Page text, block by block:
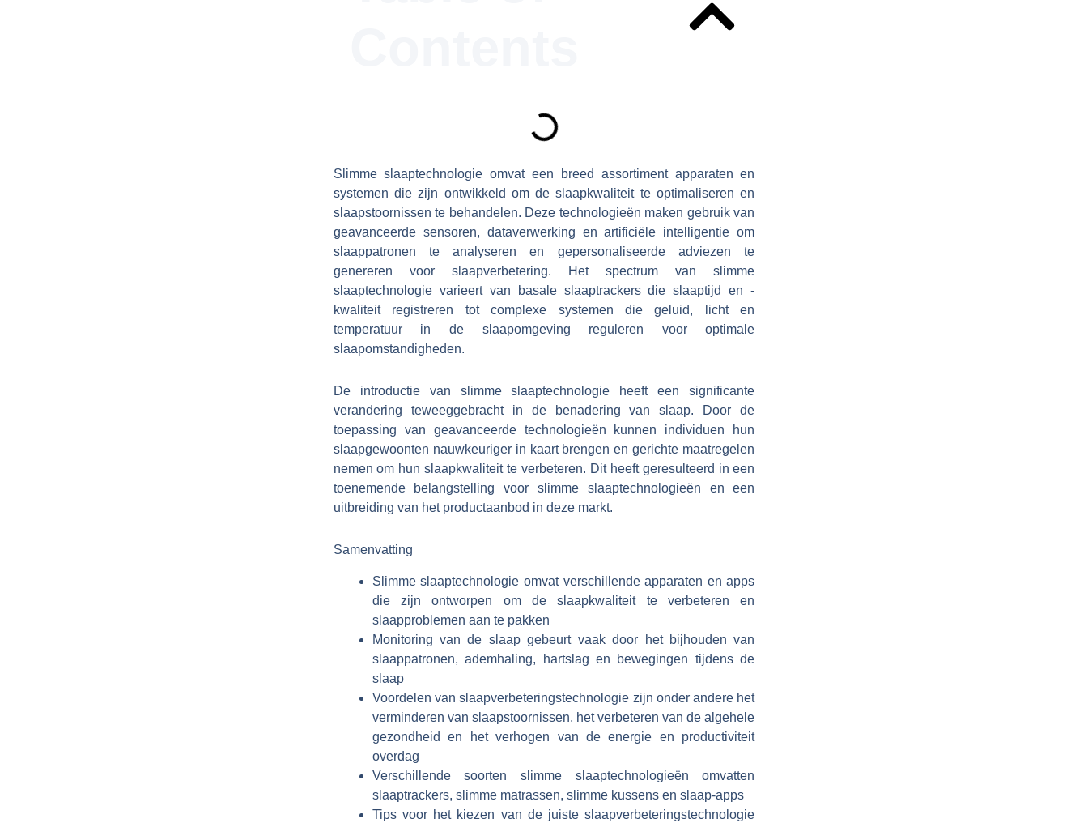
Slimme slaaptechnologie omvat een breed assortiment apparaten en
systemen die zijn ontwikkeld om de slaapkwaliteit te optimaliseren en
slaapstoornissen te behandelen. Deze technologieën maken gebruik van
geavanceerde sensoren, dataverwerking en artificiële intelligentie om
slaappatronen te analyseren en gepersonaliseerde adviezen te
genereren voor slaapverbetering. Het spectrum van slimme
slaaptechnologie varieert van basale slaaptrackers die slaaptijd en -
kwaliteit registreren tot complexe systemen die geluid, licht en
temperatuur in de slaapomgeving reguleren voor optimale
slaapomstandigheden.
De introductie van slimme slaaptechnologie heeft een significante
verandering teweeggebracht in de benadering van slaap. Door de
toepassing van geavanceerde technologieën kunnen individuen hun
slaapgewoonten nauwkeuriger in kaart brengen en gerichte maatregelen
nemen om hun slaapkwaliteit te verbeteren. Dit heeft geresulteerd in een
toenemende belangstelling voor slimme slaaptechnologieën en een
uitbreiding van het productaanbod in deze markt.
Samenvatting
Slimme slaaptechnologie omvat verschillende apparaten en apps
die zijn ontworpen om de slaapkwaliteit te verbeteren en
slaapproblemen aan te pakken
Monitoring van de slaap gebeurt vaak door het bijhouden van
slaappatronen, ademhaling, hartslag en bewegingen tijdens de
slaap
Voordelen van slaapverbeteringstechnologie zijn onder andere het
verminderen van slaapstoornissen, het verbeteren van de algehele
gezondheid en het verhogen van de energie en productiviteit
overdag
Verschillende soorten slimme slaaptechnologieën omvatten
slaaptrackers, slimme matrassen, slimme kussens en slaap-apps
Tips voor het kiezen van de juiste slaapverbeteringstechnologie